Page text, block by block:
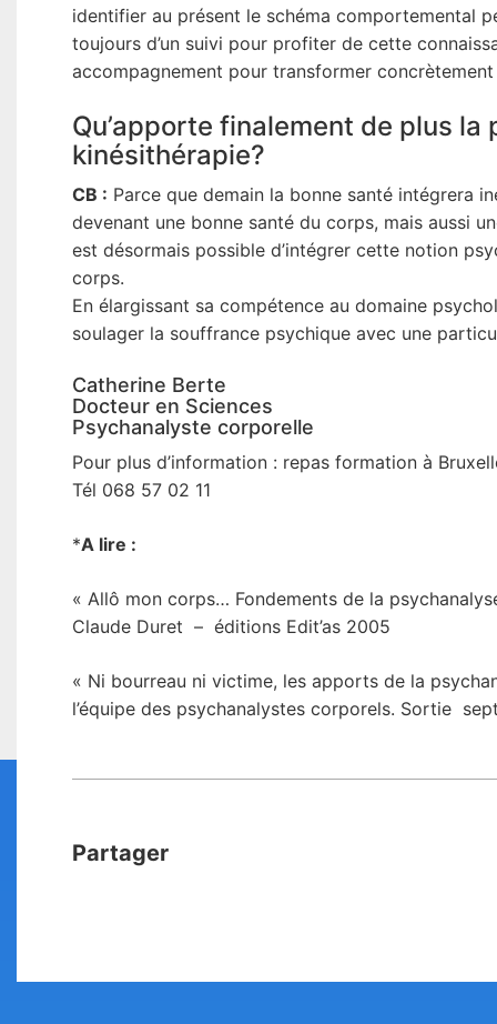
identifier au présent le schéma comportemental
toujours d’un suivi pour profiter de cette
accompagnement pour transformer
Qu’apporte finalement de plus
kinésithérapie?
CB : Parce que demain la bonne santé intégrera
devenant une bonne santé du corps, mais aussi
est désormais possible d’intégrer cette notion
corps.
En élargissant sa compétence au domaine
soulager la souffrance psychique avec une
Catherine Berte
Docteur en Sciences
Psychanalyste corporelle
Pour plus d’information : repas formation à
Tél 068 57 02 11
*A lire :
« Allô mon corps… Fondements de la
Claude Duret – éditions Edit’as 2005
« Ni bourreau ni victime, les apports de la
l’équipe des psychanalystes corporels. Sortie
Partager